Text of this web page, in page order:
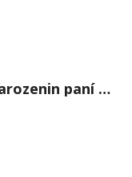
Oslava 101. narozenin paní Věry Skořepové